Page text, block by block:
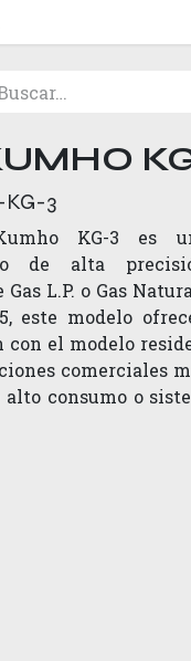
3
KG-3 es
de alta
L.P. o Gas
este modelo
con el modelo
comerciales
consumo o